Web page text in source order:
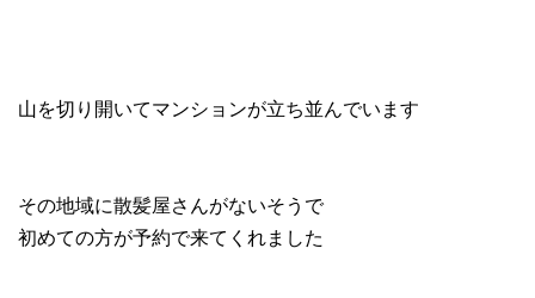
山を切り開いてマンションが立ち並んでいます
その地域に散髪屋さんがないそうで
初めての方が予約で来てくれました